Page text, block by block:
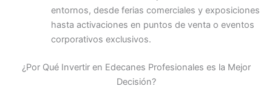
entornos, desde ferias comerciales y exposiciones
hasta activaciones en puntos de venta o eventos
corporativos exclusivos.
¿Por Qué Invertir en Edecanes Profesionales es la Mejor
Decisión?